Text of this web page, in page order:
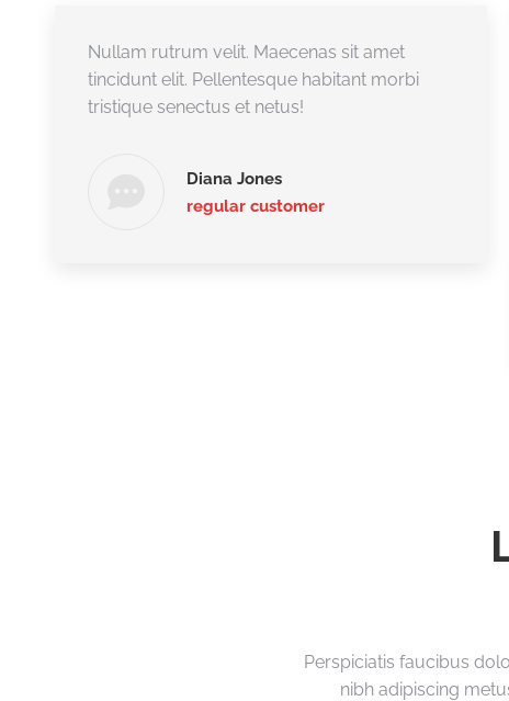
Diana Jones
regular customer
Nullam rutrum velit. Maecenas sit amet
tincidunt elit. Pellentesque habitant morbi
tristique senectus et netus!
Perspiciatis faucibus
nibh adipiscing